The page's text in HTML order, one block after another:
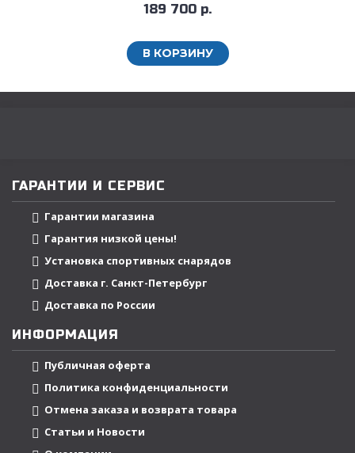
189 700 р.
В КОРЗИНУ
ГАРАНТИИ И СЕРВИС
Гарантии магазина
Гарантия низкой цены!
Установка спортивных снарядов
Доставка г. Санкт-Петербург
Доставка по России
ИНФОРМАЦИЯ
Публичная оферта
Политика конфиденциальности
Отмена заказа и возврата товара
Статьи и Новости